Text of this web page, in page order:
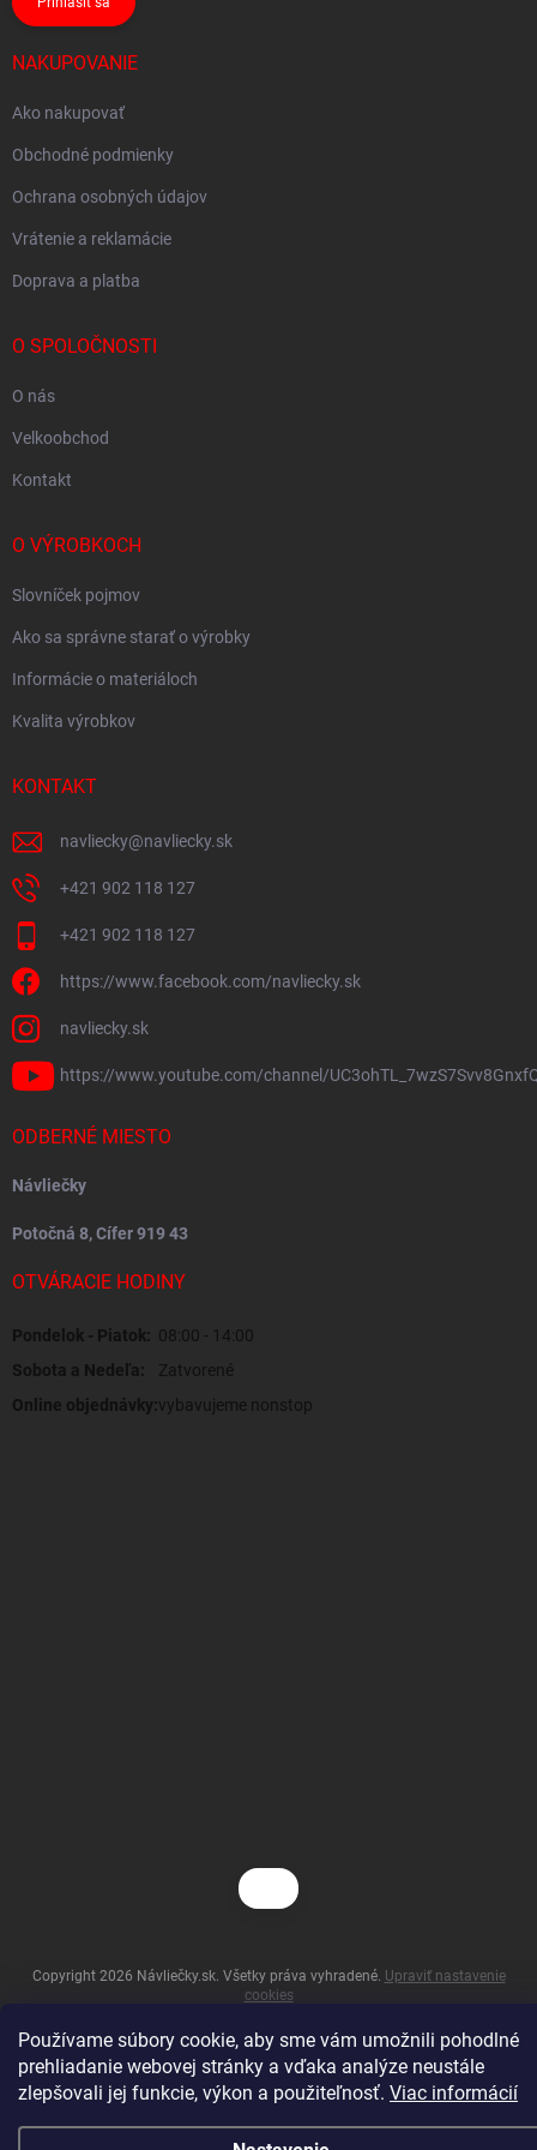
Používame súbory cookie, aby sme vám umožnili pohodlné
prehliadanie webovej stránky a vďaka analýze neustále
zlepšovali jej funkcie, výkon a použiteľnosť. Viac informácií
NAKUPOVANIE
Ako nakupovať
Obchodné podmienky
Ochrana osobných údajov
Vrátenie a reklamácie
Doprava a platba
O SPOLOČNOSTI
O nás
Velkoobchod
Kontakt
O VÝROBKOCH
Slovníček pojmov
Ako sa správne starať o výrobky
Informácie o materiáloch
Kvalita výrobkov
KONTAKT
navliecky@navliecky.sk
+421 902 118 127
+421 902 118 127
https://www.facebook.com/navliecky.sk
navliecky.sk
https://www.youtube.com/channel/
ODBERNÉ MIESTO
Návliečky
Potočná 8, Cífer 919 43
OTVÁRACIE HODINY
Pondelok - Piatok: 08:00 - 14:00
Sobota a Nedeľa:
Zatvorené
Online objednávky:vybavujeme nonstop
Vytvoril Shoptet
Copyright 2026 Návliečky.sk. Všetky práva vyhradené. Upraviť nastavenie
cookies